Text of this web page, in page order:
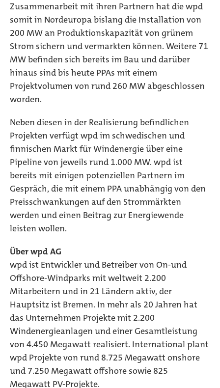
Zusammenarbeit mit ihren Partnern hat die wpd
somit in Nordeuropa bislang die Installation von
200 MW an Produktionskapazität von grünem
Strom sichern und vermarkten können. Weitere 71
MW befinden sich bereits im Bau und darüber
hinaus sind bis heute PPAs mit einem
Projektvolumen von rund 260 MW abgeschlossen
worden.
Neben diesen in der Realisierung befindlichen
Projekten verfügt wpd im schwedischen und
finnischen Markt für Windenergie über eine
Pipeline von jeweils rund 1.000 MW. wpd ist
bereits mit einigen potenziellen Partnern im
Gespräch, die mit einem PPA unabhängig von den
Preisschwankungen auf den Strommärkten
werden und einen Beitrag zur Energiewende
leisten wollen.
Über wpd AG
wpd ist Entwickler und Betreiber von On-und
Offshore-Windparks mit weltweit 2.200
Mitarbeitern und in 21 Ländern aktiv, der
Hauptsitz ist Bremen. In mehr als 20 Jahren hat
das Unternehmen Projekte mit 2.200
Windenergieanlagen und einer Gesamtleistung
von 4.450 Megawatt realisiert. International plant
wpd Projekte von rund 8.725 Megawatt onshore
und 7.250 Megawatt offshore sowie 825
Megawatt PV-Projekte.